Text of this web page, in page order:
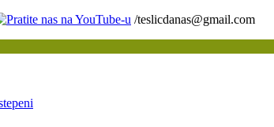
/teslicdanas@gmail.com